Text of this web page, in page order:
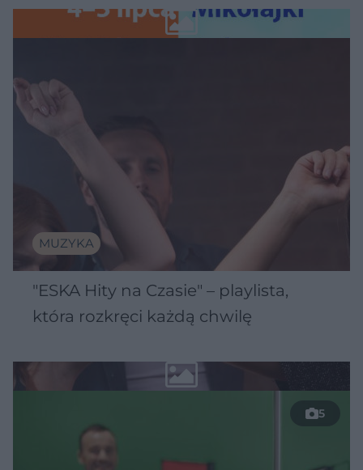
Wawelu
MUZYKA
"ESKA Hity na Czasie" – playlista,
która rozkręci każdą chwilę
5